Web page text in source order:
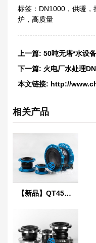
标签： DN1000 ， 供暖 ，
炉 ， 高质量
上一篇: 50吨无塔*水设
下一篇: 火电厂水处理
本文链接: http://
相关产品
【新品】QT450球墨铸铁法兰橡胶接头